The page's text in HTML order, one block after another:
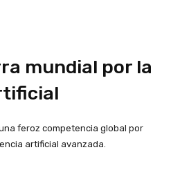
mundial por la
feroz competencia global por
artificial avanzada.